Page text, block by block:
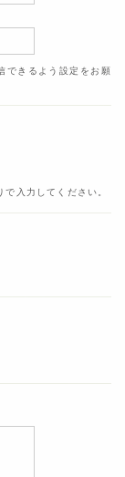
できるよう設定をお願
入力してください。